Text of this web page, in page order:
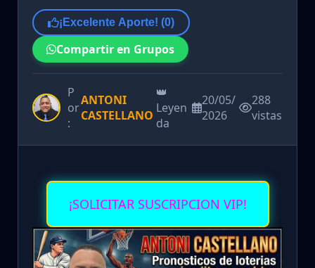
¡Excelente Aporte! (0)
Compartir en Grupos
P
or
:
ANTONI
CASTELLANO
👑
Leyen
da
20/05/
2026
288
vistas
¡SOLICITAR SUSCRIPCION VIP!